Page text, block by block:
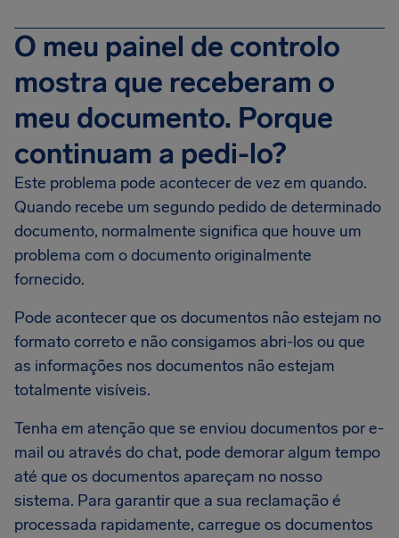
O meu painel de controlo
mostra que receberam o
meu documento. Porque
continuam a pedi-lo?
Este problema pode acontecer de vez em quando.
Quando recebe um segundo pedido de determinado
documento, normalmente significa que houve um
problema com o documento originalmente
fornecido.
Pode acontecer que os documentos não estejam no
formato correto e não consigamos abri-los ou que
as informações nos documentos não estejam
totalmente visíveis.
Tenha em atenção que se enviou documentos por e-
mail ou através do chat, pode demorar algum tempo
até que os documentos apareçam no nosso
sistema. Para garantir que a sua reclamação é
processada rapidamente, carregue os documentos